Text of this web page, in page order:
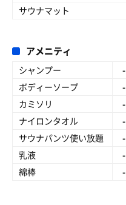
サウナマット
アメニティ
シャンプー -
ボディーソープ
-
カミソリ
-
ナイロンタオル
-
サウナパンツ使い放題
-
乳液
-
綿棒
-